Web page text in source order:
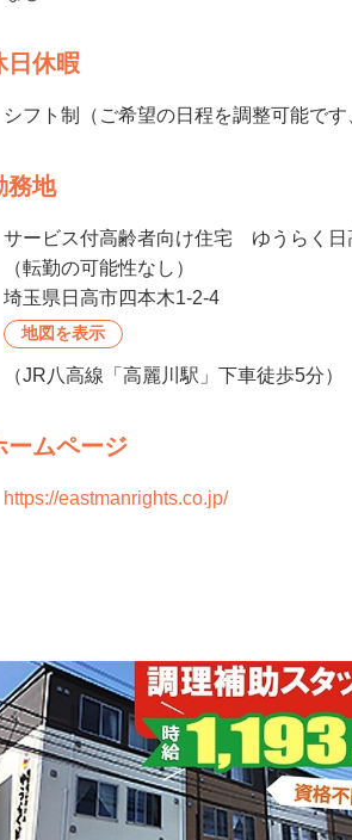
なし
休日休暇
シフト制（ご希望の日程を調整可能で
勤務地
サービス付高齢者向け住宅　ゆうらく日
（転勤の可能性なし）
（JR八高線「高麗川駅」下車徒歩5分）
ホームページ